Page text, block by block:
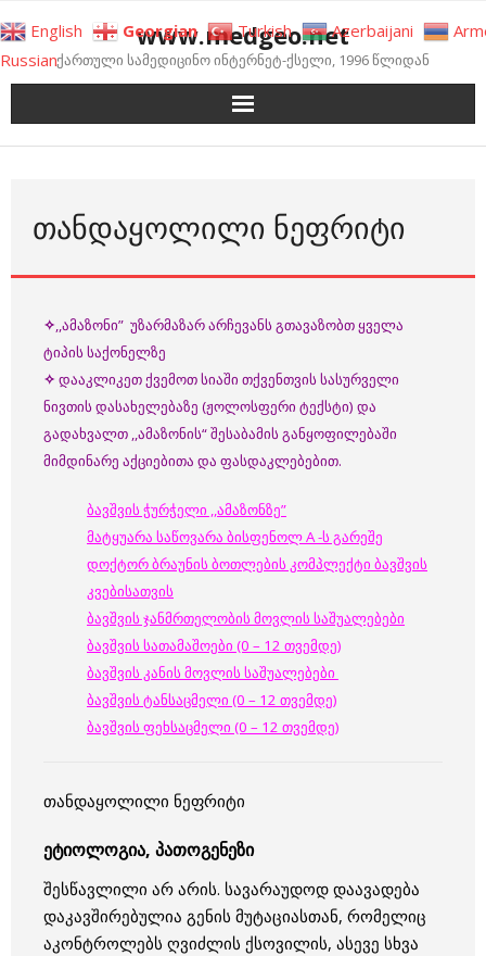
to
content
www.medgeo.net
ქართული სამედიცინო ინტერნეტ-ქსელი, 1996 წლიდან
ᲗᲐᲜᲓᲐᲧᲝᲚᲘᲚᲘ ᲜᲔᲤᲠᲘᲢᲘ
✧,,ამაზონი” უზარმაზარ არჩევანს გთავაზობთ ყველა
ტიპის საქონელზე
✧ დააკლიკეთ ქვემოთ სიაში თქვენთვის სასურველი
ნივთის დასახელებაზე (ჟოლოსფერი ტექსტი) და
გადახვალთ ,,ამაზონის“ შესაბამის განყოფილებაში
მიმდინარე აქციებითა და ფასდაკლებებით.
ბავშვის ჭურჭელი ,,ამაზონზე”
მატყუარა საწოვარა ბისფენოლ A -ს გარეშე
დოქტორ ბრაუნის ბოთლების კომპლექტი ბავშვის
კვებისათვის
ბავშვის ჯანმრთელობის მოვლის საშუალებები
ბავშვის სათამაშოები (0 – 12 თვემდე)
ბავშვის კანის მოვლის საშუალებები
ბავშვის ტანსაცმელი (0 – 12 თვემდე)
ბავშვის ფეხსაცმელი (0 – 12 თვემდე)
თანდაყოლილი ნეფრიტი
ეტიოლოგია, პათოგენეზი
შესწავლილი არ არის. სავარაუდოდ დაავადება
დაკავშირებულია გენის მუტაციასთან, რომელიც
აკონტროლებს ღვიძლის ქსოვილის, ასევე სხვა
English Georgian Turkish Azerbaijani
Russian